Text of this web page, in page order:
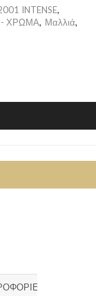
INTENSE,
- ΧΡΩΜΑ, Μαλλιά,